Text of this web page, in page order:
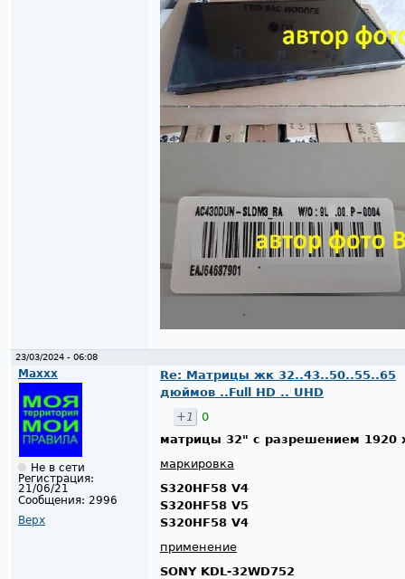
23/03/2024 - 06:08
Maxxx
Не в сети
Регистрация:
21/06/21
Сообщения: 2996
Верх
Re: Матрицы жк 32..43..50..55..65
дюймов ..Full HD .. UHD
+1
0
матрицы 32" с разрешением 1920
маркировка
S320HF58 V4
S320HF58 V5
S320HF58 V4
применение
SONY KDL-32WD752